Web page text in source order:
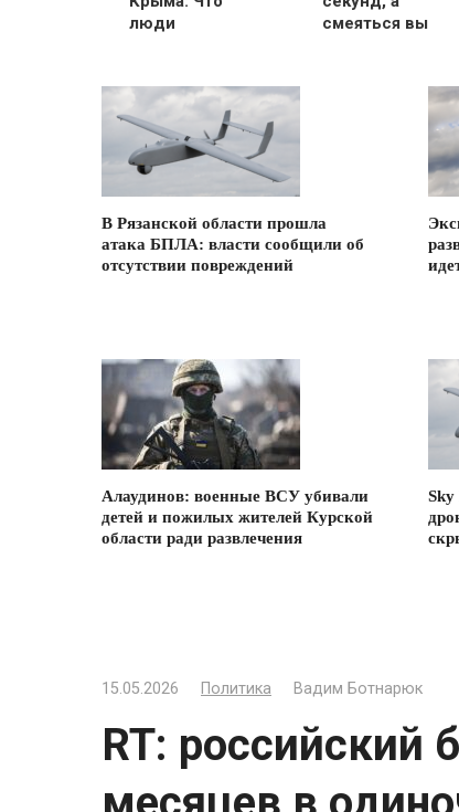
люди
видят...
смеяться вы
В Рязанской области прошла
атака БПЛА: власти сообщили об
отсутствии повреждений
Алаудинов: военные ВСУ убивали
детей и пожилых жителей Курской
области ради развлечения
Sky
15.05.2026 Политика Вадим Ботнарюк
RT: российский